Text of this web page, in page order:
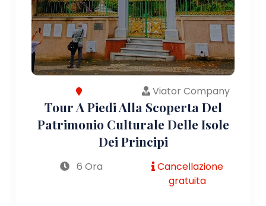
Viator Company
Tour A Piedi Alla Scoperta Del
Patrimonio Culturale Delle Isole
Dei Principi
6 Ora
Cancellazione
gratuita